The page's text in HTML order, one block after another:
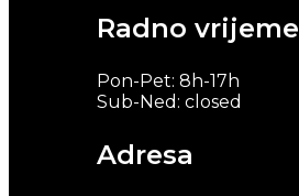
Radno vrijeme
Pon-Pet: 8h-17h
Sub-Ned: closed
Adresa